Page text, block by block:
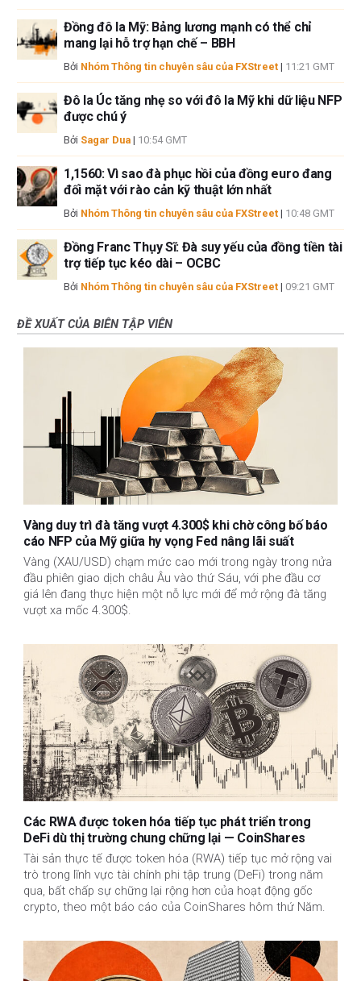
Đồng đô la Mỹ: Bảng lương mạnh có thể chỉ
mang lại hỗ trợ hạn chế – BBH
Bởi Nhóm Thông tin chuyên sâu của FXStreet | 11:21 GMT
Đô la Úc tăng nhẹ so với đô la Mỹ khi dữ liệu NFP
được chú ý
Bởi Sagar Dua | 10:54 GMT
1,1560: Vì sao đà phục hồi của đồng euro đang
đối mặt với rào cản kỹ thuật lớn nhất
Bởi Nhóm Thông tin chuyên sâu của FXStreet | 10:48 GMT
Đồng Franc Thụy Sĩ: Đà suy yếu của đồng tiền tài
trợ tiếp tục kéo dài – OCBC
Bởi Nhóm Thông tin chuyên sâu của FXStreet | 09:21 GMT
ĐỀ XUẤT CỦA BIÊN TẬP VIÊN
Vàng duy trì đà tăng vượt 4.300$ khi chờ công bố báo
cáo NFP của Mỹ giữa hy vọng Fed nâng lãi suất
Vàng (XAU/USD) chạm mức cao mới trong ngày trong nửa
đầu phiên giao dịch châu Âu vào thứ Sáu, với phe đầu cơ
giá lên đang thực hiện một nỗ lực mới để mở rộng đà tăng
vượt xa mốc 4.300$.
Các RWA được token hóa tiếp tục phát triển trong
DeFi dù thị trường chung chững lại — CoinShares
Tài sản thực tế được token hóa (RWA) tiếp tục mở rộng vai
trò trong lĩnh vực tài chính phi tập trung (DeFi) trong năm
qua, bất chấp sự chững lại rộng hơn của hoạt động gốc
crypto, theo một báo cáo của CoinShares hôm thứ Năm.